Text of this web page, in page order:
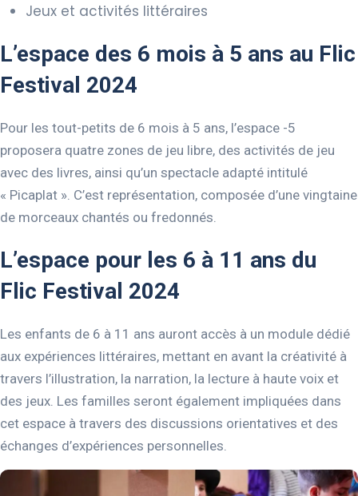
Jeux et activités littéraires
L’espace des 6 mois à 5 ans au Flic
Festival 2024
Pour les tout-petits de 6 mois à 5 ans, l’espace -5
proposera quatre zones de jeu libre, des activités de jeu
avec des livres, ainsi qu’un spectacle adapté intitulé
« Picaplat ». C’est représentation, composée d’une vingtaine
de morceaux chantés ou fredonnés.
L’espace pour les 6 à 11 ans du
Flic Festival 2024
Les enfants de 6 à 11 ans auront accès à un module dédié
aux expériences littéraires, mettant en avant la créativité à
travers l’illustration, la narration, la lecture à haute voix et
des jeux. Les familles seront également impliquées dans
cet espace à travers des discussions orientatives et des
échanges d’expériences personnelles.